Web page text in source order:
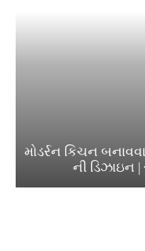
મોડર્રન કિચન
ની ડિઝાઇન